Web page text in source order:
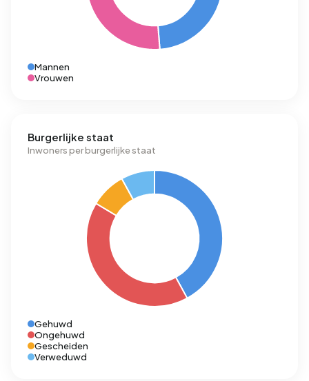
Mannen
Vrouwen
Burgerlijke staat
Inwoners per burgerlijke staat
Gehuwd
Ongehuwd
Gescheiden
Verweduwd